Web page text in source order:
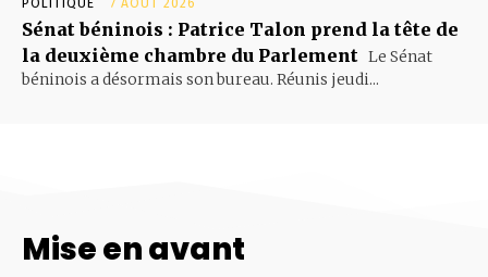
POLITIQUE 7 AOÛT 2026
Sénat béninois : Patrice Talon prend la tête de
la deuxième chambre du Parlement Le Sénat
béninois a désormais son bureau. Réunis jeudi...
Mise en avant